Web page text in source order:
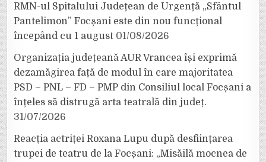
RMN-ul Spitalului Județean de Urgență „Sfântul
Pantelimon” Focșani este din nou funcțional
începând cu 1 august 01/08/2026
Organizația județeană AUR Vrancea își exprimă
dezamăgirea față de modul în care majoritatea
PSD – PNL – FD – PMP din Consiliul local Focșani a
înțeles să distrugă arta teatrală din județ.
31/07/2026
Reacția actriței Roxana Lupu după desființarea
trupei de teatru de la Focșani: „Misăilă mocnea de